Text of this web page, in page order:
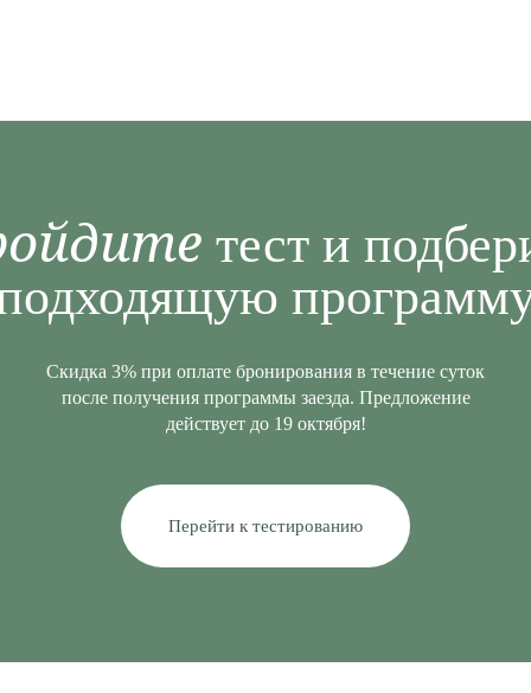
тест и
Скидка 3% при оплате бронирования в течение суток
после получения программы заезда. Предложение
действует до 19 октября!
Перейти к тестированию